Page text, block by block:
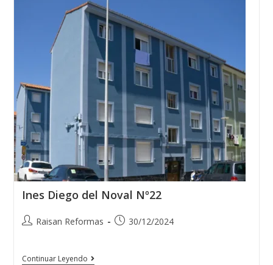
Ines Diego del Noval Nº22
Raisan Reformas 30/12/2024
Continuar Leyendo